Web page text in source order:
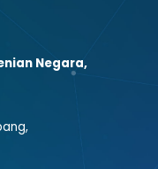
Negara,